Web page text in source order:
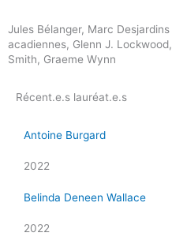
Jules Bélanger, Marc
acadiennes, Glenn J.
Smith, Graeme Wynn
Récent.e.s lauréat.e.s
Antoine Burgard
2022
Belinda Deneen Wallace
2022